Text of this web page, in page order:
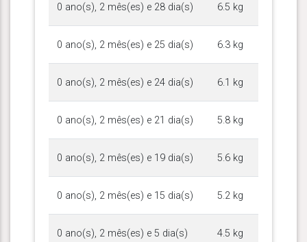
0 ano(s), 2 mês(es) e 28 dia(s) 6.5 kg
0 ano(s), 2 mês(es) e 25 dia(s) 6.3 kg
0 ano(s), 2 mês(es) e 24 dia(s) 6.1 kg
0 ano(s), 2 mês(es) e 21 dia(s) 5.8 kg
0 ano(s), 2 mês(es) e 19 dia(s) 5.6 kg
0 ano(s), 2 mês(es) e 15 dia(s) 5.2 kg
0 ano(s), 2 mês(es) e 5 dia(s) 4.5 kg